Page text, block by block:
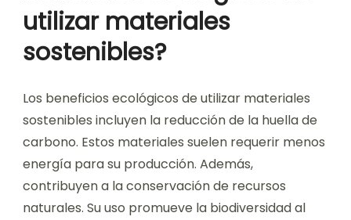
utilizar materiales
sostenibles?
Los beneficios ecológicos de utilizar materiales
sostenibles incluyen la reducción de la huella de
carbono. Estos materiales suelen requerir menos
energía para su producción. Además,
contribuyen a la conservación de recursos
naturales. Su uso promueve la biodiversidad al